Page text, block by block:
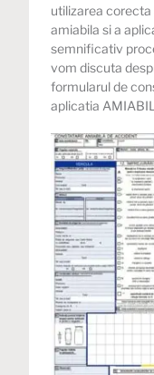
utilizarea
amiabila si a
semnificativ
vom discuta
formularul de
aplicatia